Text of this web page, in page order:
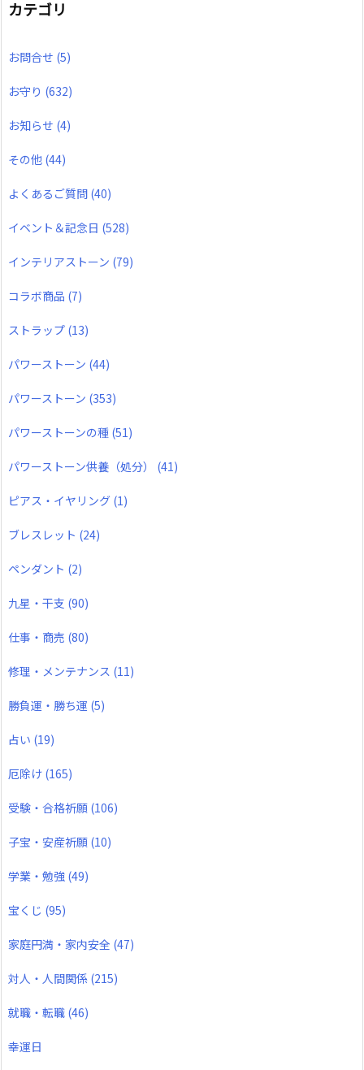
カテゴリ
お問合せ (5)
お守り (632)
お知らせ (4)
その他 (44)
よくあるご質問 (40)
イベント＆記念日 (528)
インテリアストーン (79)
コラボ商品 (7)
ストラップ (13)
パワーストーン (44)
パワーストーン (353)
パワーストーンの種 (51)
パワーストーン供養（処分） (41)
ピアス・イヤリング (1)
ブレスレット (24)
ペンダント (2)
九星・干支 (90)
仕事・商売 (80)
修理・メンテナンス (11)
勝負運・勝ち運 (5)
占い (19)
厄除け (165)
受験・合格祈願 (106)
子宝・安産祈願 (10)
学業・勉強 (49)
宝くじ (95)
家庭円満・家内安全 (47)
対人・人間関係 (215)
就職・転職 (46)
幸運日